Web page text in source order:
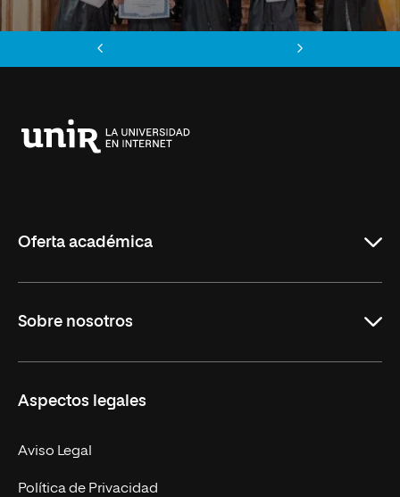
Oferta académica
Másteres Oficiales
Doctorados
Experto Universitario
Postgrados
Sobre nosotros
Facultades
Nuestro Equipo
Trabaja en UNIR
Aspectos legales
Aviso Legal
Política de Privacidad